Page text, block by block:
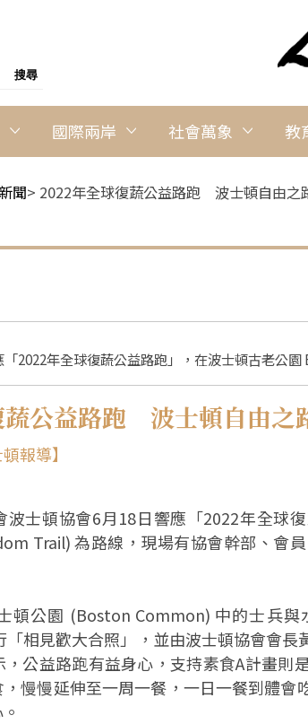
國際兩岸 社會萬象 教
聞> 2022年全球復蔬公益路跑 波士頓自由之
2022年全球復蔬公益路跑」，在波士頓古老公
公益路跑 波士頓自由之
報導】
波士頓協會6月18日響應「2022年全球
Trail) 為路線，現場有協會幹部、會
頓公園 (Boston Common) 中的士兵
相見歡大合照」，並由波士頓協會會長
公益路跑有益身心，支持素食A計畫則
慢慢延伸至一周一餐，一日一餐到體會